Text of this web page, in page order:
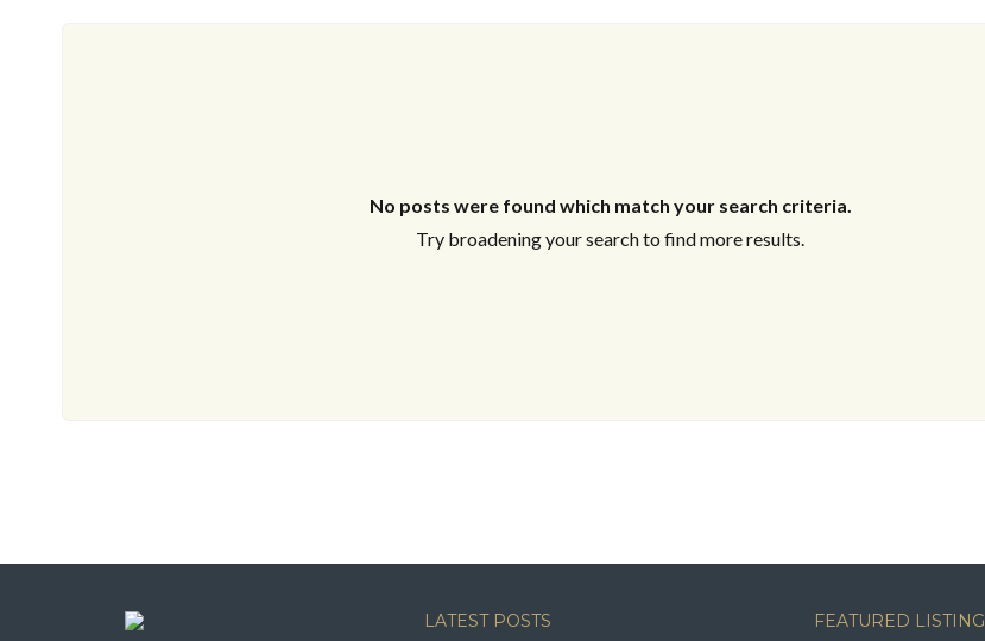
No posts were found which match your search criteria.
Try broadening your search to find more results.
LATEST POSTS FEATURED LISTING